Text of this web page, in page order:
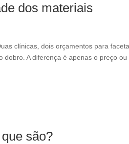
dos materiais
clínicas, dois orçamentos para
A diferença é apenas o preço
são?